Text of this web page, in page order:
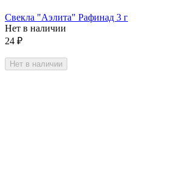
Свекла "Аэлита" Рафинад 3 г
Нет в наличии
24 ₽
Нет в наличии